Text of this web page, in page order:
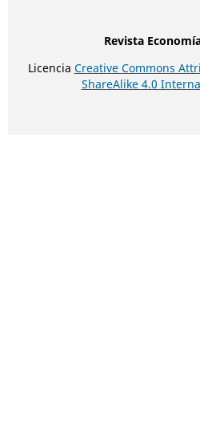
Revista
Licencia Creative Commons
ShareAlike 4.0